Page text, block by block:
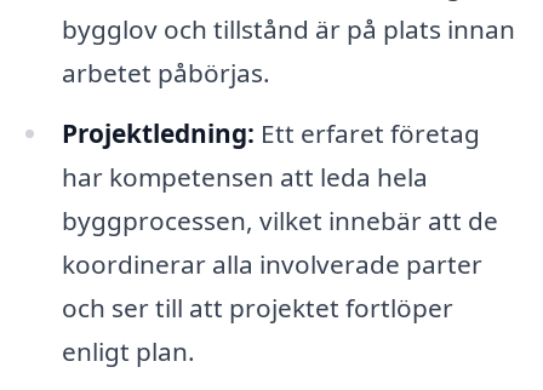
bygglov och tillstånd är på plats innan
arbetet påbörjas.
Projektledning: Ett erfaret företag
har kompetensen att leda hela
byggprocessen, vilket innebär att de
koordinerar alla involverade parter
och ser till att projektet fortlöper
enligt plan.